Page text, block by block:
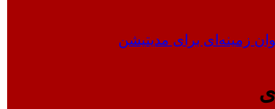
زمینه‌ای برای مدیتیشن